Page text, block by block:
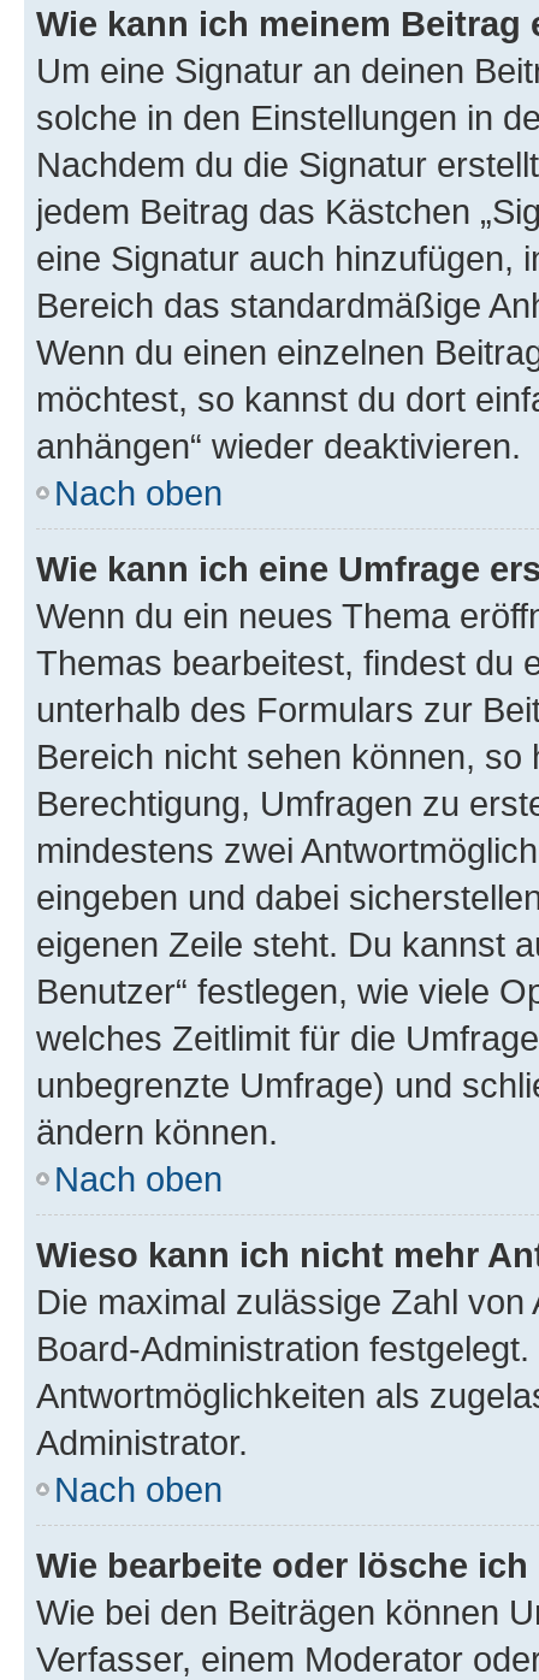
Wie kann ich meinem
Um eine Signatur an deinen
solche in den Einstellungen in
Nachdem du die Signatur
jedem Beitrag das Kästchen
eine Signatur auch hinzufügen,
Bereich das standardmäßige
Wenn du einen einzelnen
möchtest, so kannst du dort
anhängen“ wieder deaktivieren.
Nach oben
Wie kann ich eine Umfrage
Wenn du ein neues Thema
Themas bearbeitest, findest du
unterhalb des Formulars zur
Bereich nicht sehen können,
Berechtigung, Umfragen zu
mindestens zwei
eingeben und dabei
eigenen Zeile steht. Du kannst
Benutzer“ festlegen, wie viele
welches Zeitlimit für die
unbegrenzte Umfrage) und
ändern können.
Nach oben
Wieso kann ich nicht mehr
Die maximal zulässige Zahl
Board-Administration
Antwortmöglichkeiten als
Administrator.
Nach oben
Wie bearbeite oder lösche
Wie bei den Beiträgen können
Verfasser, einem Moderator